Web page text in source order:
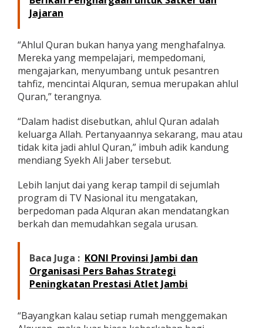
B
e
s
a
M
h
a
m
m
a
S
A
W
Jajaran
“Ahlul Quran bukan hanya yang menghafalnya.
Mereka yang mempelajari, mempedomani,
mengajarkan, menyumbang untuk pesantren
tahfiz, mencintai Alquran, semua merupakan ahlul
Quran,” terangnya.
“Dalam hadist disebutkan, ahlul Quran adalah
keluarga Allah. Pertanyaannya sekarang, mau atau
tidak kita jadi ahlul Quran,” imbuh adik kandung
mendiang Syekh Ali Jaber tersebut.
Lebih lanjut dai yang kerap tampil di sejumlah
program di TV Nasional itu mengatakan,
berpedoman pada Alquran akan mendatangkan
berkah dan memudahkan segala urusan.
Baca Juga : KONI Provinsi Jambi dan
Organisasi Pers Bahas Strategi
Peningkatan Prestasi Atlet Jambi
“Bayangkan kalau setiap rumah menggemakan